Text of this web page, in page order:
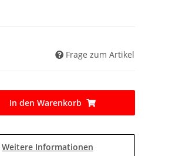
Frage zum Artikel
In den Warenkorb
Weitere Informationen